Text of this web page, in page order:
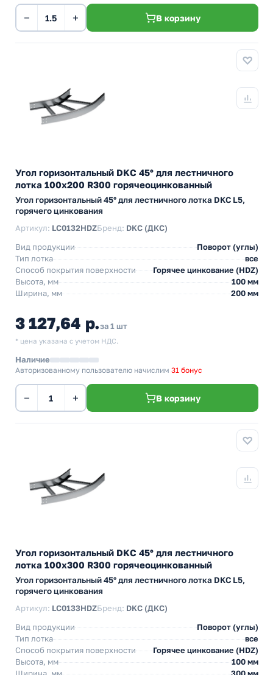
− + В корзину
Угол горизонтальный DKC 45° для лестничного
лотка 100х200 R300 горячеоцинкованный
Угол горизонтальный 45° для лестничного лотка DKC L5,
горячего цинкования
Артикул: LC0132HDZБренд: DKC (ДКС)
Вид продукции
Поворот (углы)
Тип лотка
все
Способ покрытия поверхности
Горячее цинкование (HDZ)
Высота, мм
100 мм
Ширина, мм
200 мм
3 127,64 р.за 1 шт
* цена указана с учетом НДС.
Наличие
Авторизованному пользователю начислим 31 бонус
− + В корзину
Угол горизонтальный DKC 45° для лестничного
лотка 100х300 R300 горячеоцинкованный
Угол горизонтальный 45° для лестничного лотка DKC L5,
горячего цинкования
Артикул: LC0133HDZБренд: DKC (ДКС)
Вид продукции
Поворот (углы)
Тип лотка
все
Способ покрытия поверхности
Горячее цинкование (HDZ)
Высота, мм
100 мм